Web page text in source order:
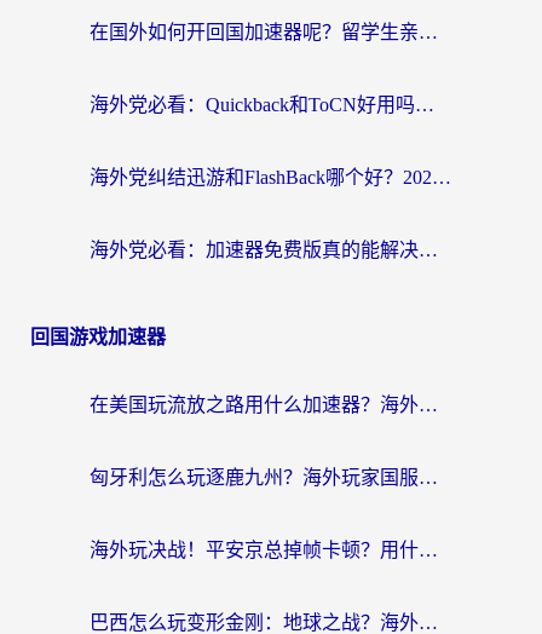
在国外如何开回国加速器呢？留学生亲测的无缝访问国内资源指南
海外党必看：Quickback和ToCN好用吗？3分钟选对回国加速器的实用指南
海外党纠结迅游和FlashBack哪个好？2026实用指南教你选对回国加速器
海外党必看：加速器免费版真的能解决回国访问难题吗？附实用选择指南
回国游戏加速器
在美国玩流放之路用什么加速器？海外党国服游戏不卡顿的终极攻略
匈牙利怎么玩逐鹿九州？海外玩家国服游戏加速器终极指南（附永劫无间荣耀新三国解决方案）
海外玩决战！平安京总掉帧卡顿？用什么加速器比较好？实测指南来了
巴西怎么玩变形金刚：地球之战？海外玩家国服游戏加速终极指南（附新诛仙延迟密室逃脱18解决办法）